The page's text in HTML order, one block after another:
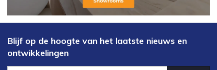
Blijf op de hoogte van het laatste nieuws en
ontwikkelingen